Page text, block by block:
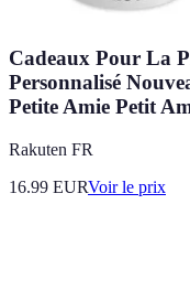
Cadeaux Pour La
Personnalisé
Petite Amie Petit
Rakuten FR
16.99 EURVoir le prix